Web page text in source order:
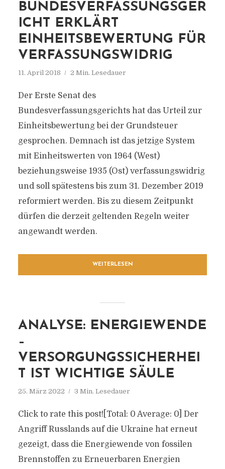
BUNDESVERFASSUNGSGER
ICHT ERKLÄRT
EINHEITSBEWERTUNG FÜR
VERFASSUNGSWIDRIG
11. April 2018 2 Min. Lesedauer
Der Erste Senat des
Bundesverfassungsgerichts hat das Urteil zur
Einheitsbewertung bei der Grundsteuer
gesprochen. Demnach ist das jetzige System
mit Einheitswerten von 1964 (West)
beziehungsweise 1935 (Ost) verfassungswidrig
und soll spätestens bis zum 31. Dezember 2019
reformiert werden. Bis zu diesem Zeitpunkt
dürfen die derzeit geltenden Regeln weiter
angewandt werden.
WEITERLESEN
ANALYSE: ENERGIEWENDE
–
VERSORGUNGSSICHERHEI
T IST WICHTIGE SÄULE
25. März 2022 3 Min. Lesedauer
Click to rate this post![Total: 0 Average: 0] Der
Angriff Russlands auf die Ukraine hat erneut
gezeigt, dass die Energiewende von fossilen
Brennstoffen zu Erneuerbaren Energien